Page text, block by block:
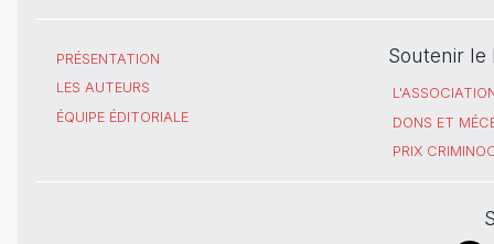
PRÉSENTATION
LES AUTEURS
ÉQUIPE ÉDITORIALE
Soutenir le
DONS ET
PRIX